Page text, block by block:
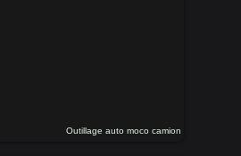
Outillage auto moco camion